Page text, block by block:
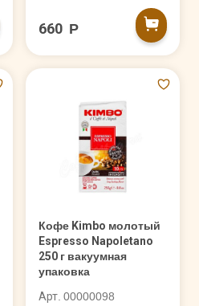
660 Р
Кофе Kimbo молотый
Espresso Napoletano
250 г вакуумная
упаковка
Арт. 00000098